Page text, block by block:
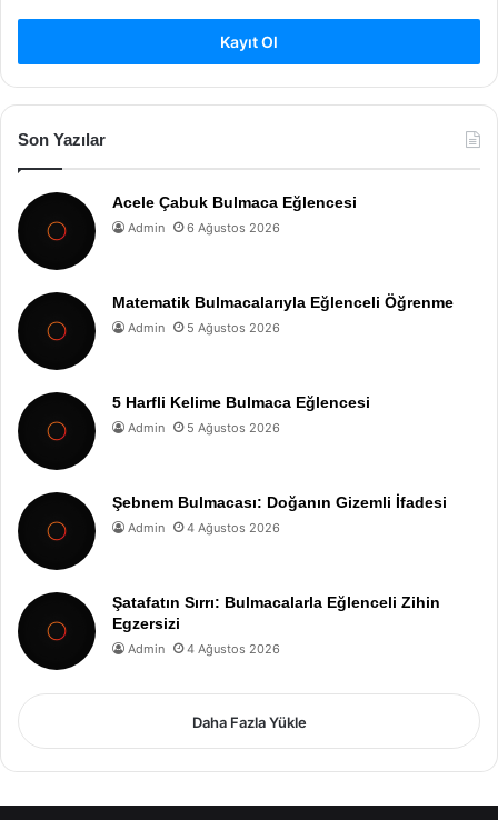
Kayıt Ol
Son Yazılar
Acele Çabuk Bulmaca Eğlencesi
Admin 6 Ağustos 2026
Matematik Bulmacalarıyla Eğlenceli Öğrenme
Admin 5 Ağustos 2026
5 Harfli Kelime Bulmaca Eğlencesi
Admin 5 Ağustos 2026
Şebnem Bulmacası: Doğanın Gizemli İfadesi
Admin 4 Ağustos 2026
Şatafatın Sırrı: Bulmacalarla Eğlenceli Zihin
Egzersizi
Admin 4 Ağustos 2026
Daha Fazla Yükle